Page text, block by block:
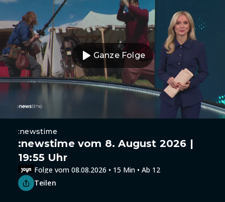
Ganze Folge
:newstime
:newstime vom 8. August 2026 |
19:55 Uhr
Folge vom 08.08.2026 • 15 Min • Ab 12
Teilen